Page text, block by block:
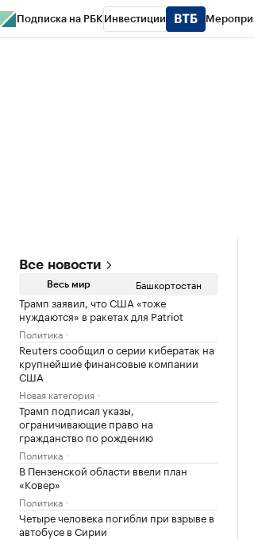
Подписка на РБК Инвестиции
Все новости
Весь мир Башкортостан
Трамп заявил, что США «тоже
нуждаются» в ракетах для Patriot
Политика
Reuters сообщил о серии кибератак на
крупнейшие финансовые компании
США
Новая категория
Трамп подписал указы,
ограничивающие право на
гражданство по рождению
Политика
В Пензенской области ввели план
«Ковер»
Политика
Четыре человека погибли при взрыве в
автобусе в Сирии